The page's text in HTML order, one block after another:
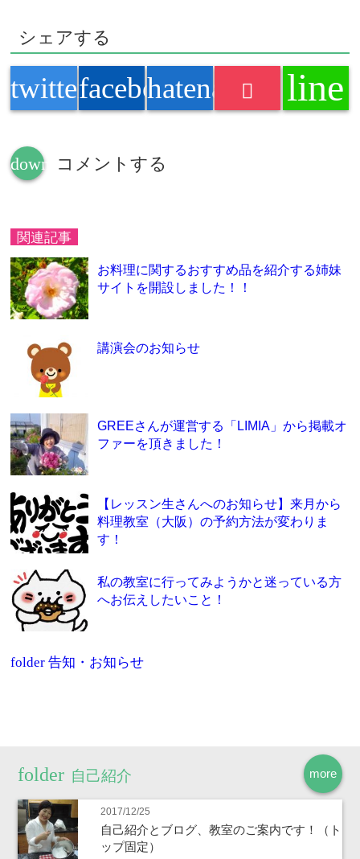
シェアする
twitterfacebookhatenabookmark
line
down コメントする
関連記事
お料理に関するおすすめ品を紹介する姉妹
サイトを開設しました！！
講演会のお知らせ
GREEさんが運営する「LIMIA」から掲載オ
ファーを頂きました！
【レッスン生さんへのお知らせ】来月から
料理教室（大阪）の予約方法が変わりま
す！
私の教室に行ってみようかと迷っている方
へお伝えしたいこと！
folder告知・お知らせ
more
自己紹介
2017/12/25
自己紹介とブログ、教室のご案内です！（ト
ップ固定）